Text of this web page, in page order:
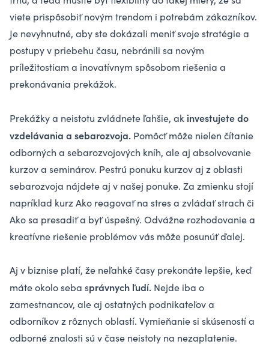
viete prispôsobiť novým trendom i potrebám zákazníkov.
Je nevyhnutné, aby ste dokázali meniť svoje stratégie a
postupy v priebehu času, nebránili sa novým
príležitostiam a inovatívnym spôsobom riešenia a
prekonávania prekážok.
Prekážky a neistotu zvládnete ľahšie, ak investujete do
vzdelávania a sebarozvoja. Pomôcť môže nielen čítanie
odborných a sebarozvojových kníh, ale aj absolvovanie
kurzov a seminárov. Pestrú ponuku kurzov aj z oblasti
sebarozvoja nájdete aj v našej ponuke. Za zmienku stojí
napríklad kurzAko reagovať na stres a zvládať strach či
Ako sa presadiť a byť úspešný. Odvážne rozhodovanie a
kreatívne riešenie problémov vás môže posunúť ďalej.
Aj v biznise platí, že neľahké časy prekonáte lepšie, keď
máte okolo seba správnych ľudí. Nejde iba o
zamestnancov, ale aj ostatných podnikateľov a
odborníkov z rôznych oblastí. Vymieňanie si skúseností a
odborné znalosti sú v čase neistoty na nezaplatenie.